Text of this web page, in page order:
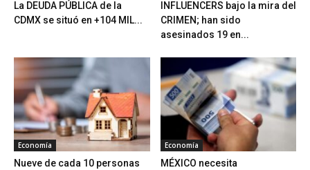
La DEUDA PÚBLICA de la
CDMX se situó en +104 MIL...
INFLUENCERS bajo la mira del
CRIMEN; han sido
asesinados 19 en...
Economía
Nueve de cada 10 personas
Economía
MÉXICO necesita